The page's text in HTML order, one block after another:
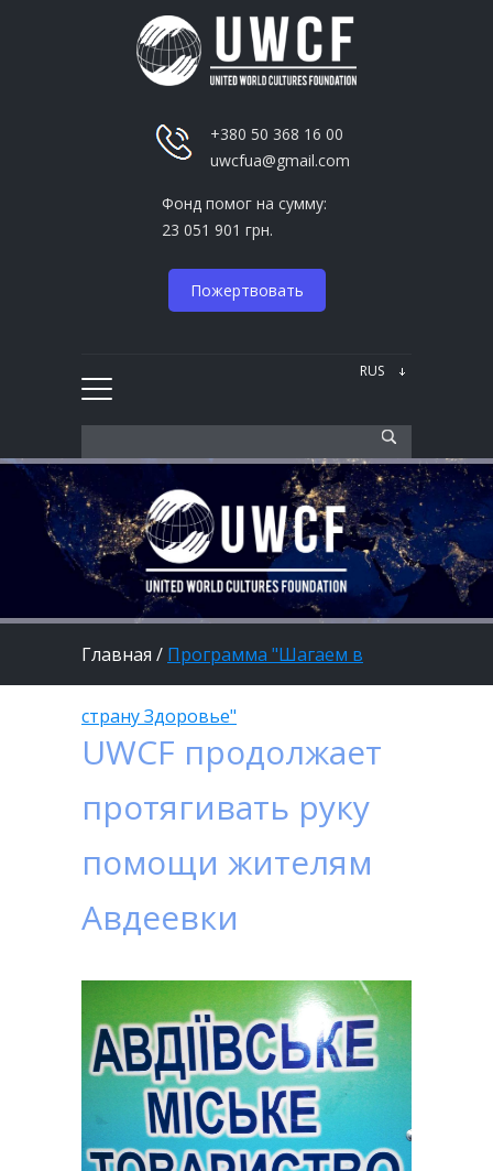
+380 50 368 16 00
uwcfua@gmail.com
Фонд помог на сумму:
23 051 901 грн.
Пожертвовать
Главная / Программа "Шагаем в
страну Здоровье"
UWCF продолжает
протягивать руку
помощи жителям
Авдеевки